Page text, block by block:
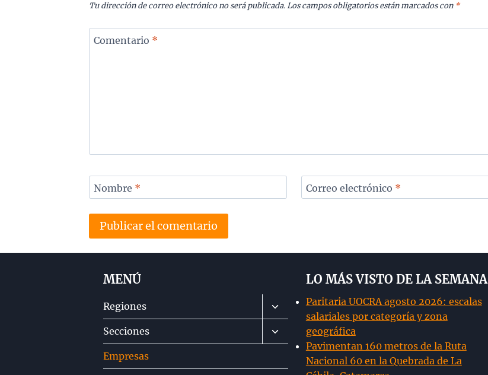
Tu dirección de correo electrónico no será publicada. Los campos obligatorios están marcados con *
Comentario *
Nombre * Correo electrónico *
MENÚ
Regiones
Alternar
menú
hijo
Secciones
Alternar
menú
Empresas
LO MÁS VISTO DE LA SEMANA
Paritaria UOCRA agosto 2026: escalas
salariales por categoría y zona
geográfica
Pavimentan 160 metros de la Ruta
Nacional 60 en la Quebrada de La